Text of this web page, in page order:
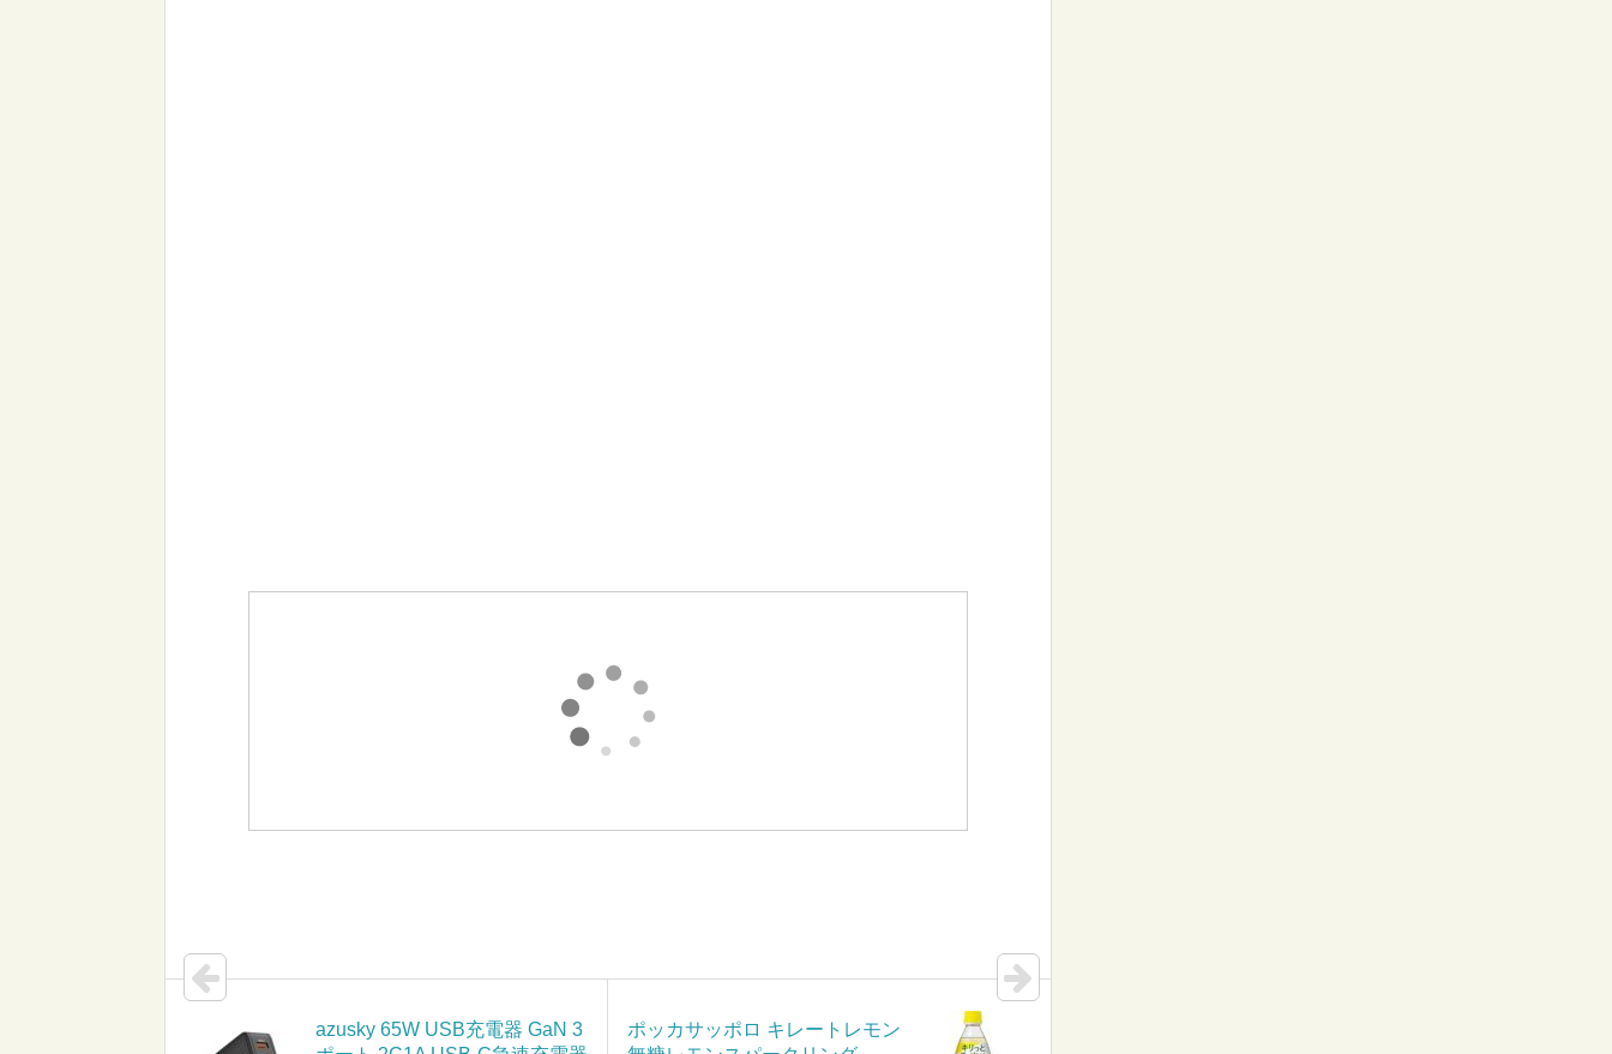
azusky 65W USB充電器 GaN 3
ポッカサッポロ キレートレモン